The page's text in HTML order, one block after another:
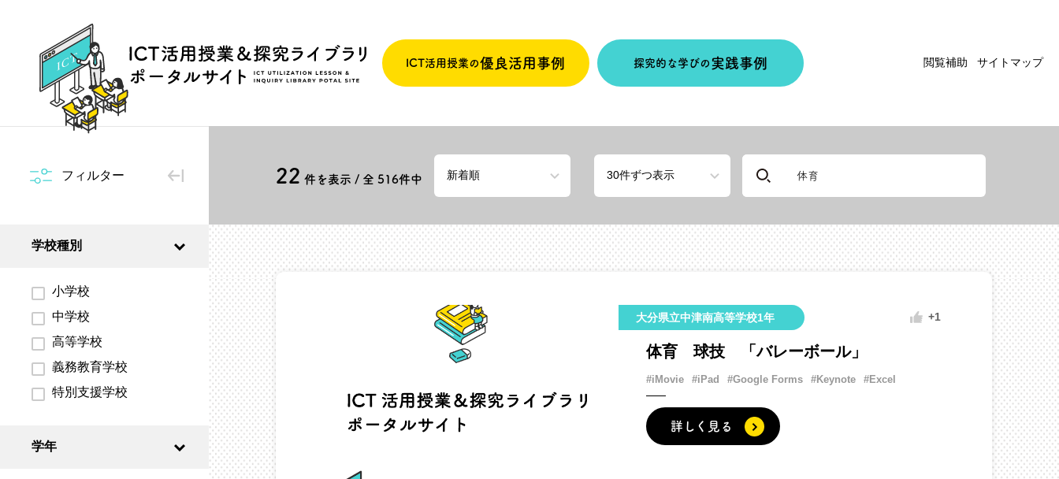
ICT活用授業の優良活用事例 探究的な学びの 実践事例 閲覧補助 サイトマップ
フィルター 22 件を表示 / 全 516件中
学校種別
小学校
中学校
高等学校
義務教育学校
特別支援学校
学年
大分県立中津南高等学校1年 +1
体育 球技 「バレーボール」
#iMovie #iPad #Google Forms #Keynote #Excel
詳しく見る